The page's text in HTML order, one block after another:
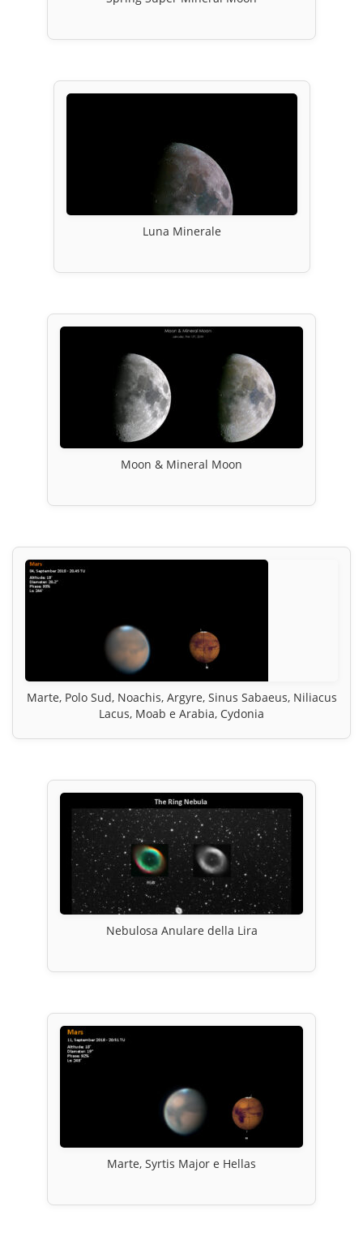
Luna Minerale
Moon & Mineral Moon
Marte, Polo Sud, Noachis, Argyre, Sinus Sabaeus, Niliacus
Lacus, Moab e Arabia, Cydonia
Nebulosa Anulare della Lira
Marte, Syrtis Major e Hellas